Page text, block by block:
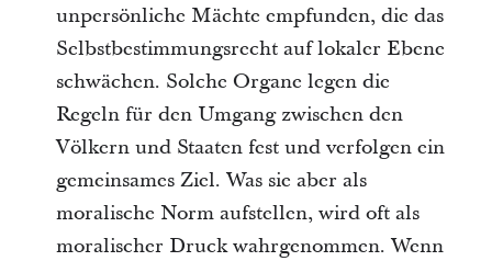
unpersönliche Mächte empfunden, die das
Selbstbestimmungsrecht auf lokaler Ebene
schwächen. Solche Organe legen die
Regeln für den Umgang zwischen den
Völkern und Staaten fest und verfolgen ein
gemeinsames Ziel. Was sie aber als
moralische Norm aufstellen, wird oft als
moralischer Druck wahrgenommen. Wenn